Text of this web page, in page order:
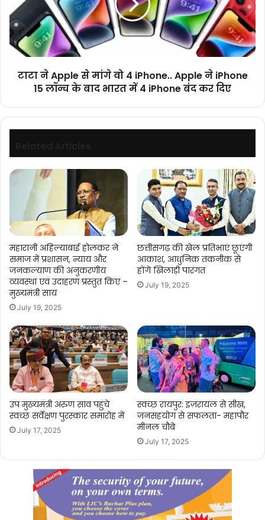
मांगे
वो
4
iPhone..
Apple
iPhone
लॉन्च
के
बाद
में
iPhone
दिए
टाटा ने Apple से मांगे वो 4 iPhone.. Apple ने iPhone
15 लॉन्च के बाद भारत में 4 iPhone बंद कर दिए
महारानी अहिल्याबाई होलकर ने
समाज में प्रशासन, न्याय और
जनकल्याण की अनुकरणीय
व्यवस्था एवं उदाहरण प्रस्तुत किए –
मुख्यमंत्री साय
July 19, 2025
छत्तीसगढ़ की खेल प्रतिभाएं छूएंगी
आकाश, आधुनिक तकनीक से
होंगे खिलाड़ी पारंगत
July 19, 2025
उप मुख्यमंत्री अरुण साव पहुंचे
स्वच्छ सर्वेक्षण पुरस्कार समारोह में
July 17, 2025
स्वच्छ रायपुर: इज़रायल से सीख,
जनसहयोग से सफलता- महापौर
मीनल चौबे
July 17, 2025